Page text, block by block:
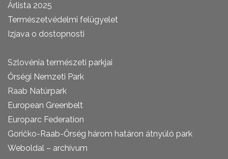
Árlista 2025
Természetvédelmi felügyelet
Izjava o dostopnosti
Szlovénia természeti parkjai
Őrségi Nemzeti Park
Raab Natúrpark
European Greenbelt
Europarc Federation
Goričko-Raab-Őrség három határon átnyúló park
Weboldal – archívum